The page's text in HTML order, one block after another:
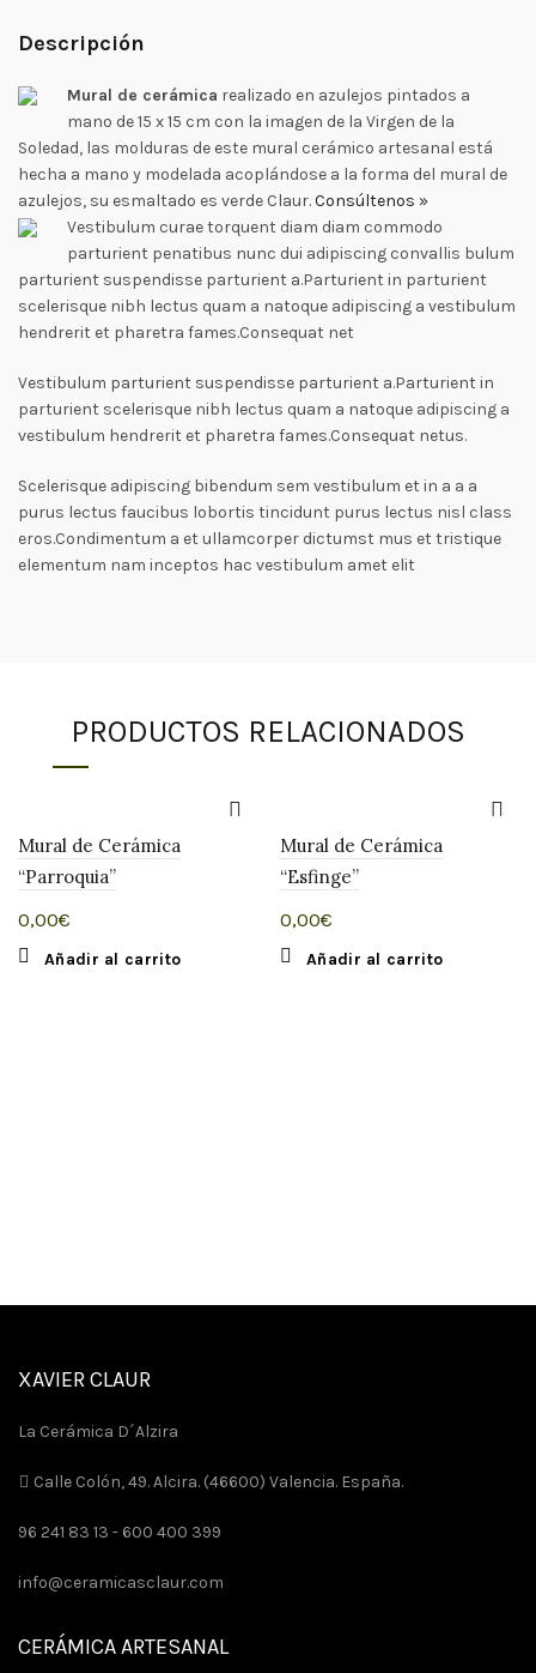
Descripción
Mural de cerámica realizado en azulejos pintados a
mano de 15 x 15 cm con la imagen de la Virgen de la
Soledad, las molduras de este mural cerámico artesanal está
hecha a mano y modelada acoplándose a la forma del mural de
azulejos, su esmaltado es verde Claur.Consúltenos »
Vestibulum curae torquent diam diam commodo
parturient penatibus nunc dui adipiscing convallis bulum
parturient suspendisse parturient a.Parturient in parturient
scelerisque nibh lectus quam a natoque adipiscing a vestibulum
hendrerit et pharetra fames.Consequat net
Vestibulum parturient suspendisse parturient a.Parturient in
parturient scelerisque nibh lectus quam a natoque adipiscing a
vestibulum hendrerit et pharetra fames.Consequat netus.
Scelerisque adipiscing bibendum sem vestibulum et in a a a
purus lectus faucibus lobortis tincidunt purus lectus nisl class
eros.Condimentum a et ullamcorper dictumst mus et tristique
elementum nam inceptos hac vestibulum amet elit
PRODUCTOS RELACIONADOS
Mural de Cerámica
“Parroquia”
0,00€
Añadir al carrito
Mural de Cerámica
“Esfinge”
0,00€
Añadir al carrito
XAVIER CLAUR
La Cerámica D´Alzira
Calle Colón, 49. Alcira. (46600) Valencia. España.
96 241 83 13 - 600 400 399
info@ceramicasclaur.com
CERÁMICA ARTESANAL